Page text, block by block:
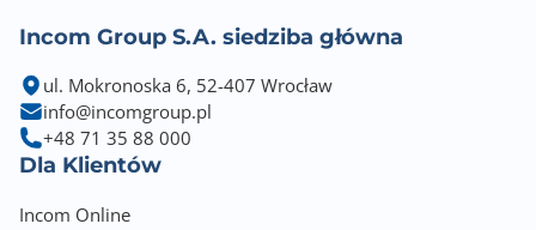
Tak
Regulacja kąta nachylenia [Tilt]
-5° / +20°
Obrót wokół własnej osi [Swivel]
-35° / +35°
Incom Group S.A. siedziba główna
ul. Mokronoska 6, 52-407 Wrocław
info@incomgroup.pl
+48 71 35 88 000
Dla Klientów
Incom Online